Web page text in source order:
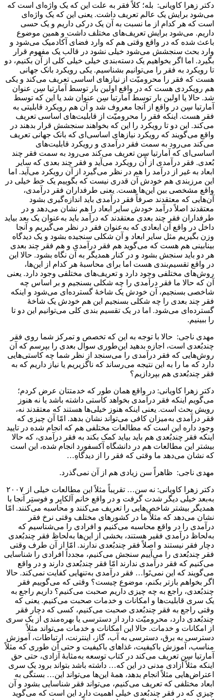
دکتر زهرا کاویانی: بله؛ کلاً فقر به علت این که یک واژه‌ای است که
می‌شود برایش یک عالم تعریف داشت. یعنی این که یک واژه‌ای
است که هر کدام از ما نسبت به آن یک درکی داریم و یک حسی
داریم. می‌شود برایش تعریف‌های مختلف داشت و همین موضوع
باعث شده که در واقع وقتی هم که وارد فضای آکادمیک می‌شود و
وارد بحث سنجشش می‌شود خیلی نشود در قالب یک مفهوم قرار
بگیرد. اما اگر بخواهیم یک دسته‌بندی خیلی خیلی کلی از آن بکنیم، دو
تا رویکرد به فقر را می‌توانیم بشناسیم. یکی رویکرد بانک جهانی
هست که فقر را محرومیّت از نیازهای اساسی تعریف می‌کند و یکی
هم رویکردی هست که در واقع اولین بار توسط آمارتیا سِن عنوان
شد. حالا یا اولین بار توسط آمارتیا سِن عنوان شد یا این که توسط
آمارتیا سِن در واقع از آنجا معروف شد و آن هم رویکرد قابلیتی به
فقر هست. اینکه فقر را محرومیّت از قابلیت‌های اساسی تعریف
می‌کند. این دو تا رویکرد را این که بخواهند سنجشش قرار بدهند در
واقع می‌گویند که رویکرد نیازهای اساسی‌ای که بانک جهانی تعریف
می‌کند می‌رود به سمت فقر درآمدی و رویکرد قابلیت‌های
اساسی‌ای که آمارتیا سِن تعریف می‌کند می‌رود به سمت فقر چند
بُعدی. فقر درآمدی از آن رویکرد می‌آید و فقر چند بعدی که سایر
ابعاد به غیر از درآمد را هم در نظر می‌گیرد از آن رویکرد می‌آید. اما
این مرزبندی هم خودش آن قدری نیست که بگوییم یک خط خیلی در
واقع مشخصی بین این‌ها هست. یعنی طرفداران فقر درآمدی،
آن‌هایی که معتقدند صرفاً فقر درآمدی باید اندازه‌گیری بشود
معتقدند اصلاً درآمد خودش سایر ابعاد را هم نشان می‌دهد و در
طرفداران فقر چند بعدی معتقدند که درآمد باید به‌عنوان یک بعد بیاید
داخل در واقع آن ابعادی که به‌عنوان فقر در نظر می‌گیریم و آنجا
وزن بگیریم مثل سایر ابعاد و آن شکلی سنجیده بشود و یک دیدگاه
بینابینی هم هست که می‌گوید هم فقر درآمدی و هم فقر چند بعدی
هر دو باید سنجش بشود و در کنار همدیگر به آن نگاه بشود. حالا این
در واقع تقسیم‌بندی هست اما برای محاسبۀ هر کدام از این‌ها،
روش‌های مختلفی وجود دارد و تعریف‌های مختلفی وجود دارد. یعنی
آن که حالا ما فقر درآمدی را چه شکلی بسنجیم و بر اساس چه
شاخصی بسنجیم، آن خودش یک شاخۀ گسترده‌ای می‌شود و اینکه
فقر چند بعدی را چه شکلی بسنجیم این هم خودش یک شاخۀ
گسترده‌ای می‌شود. اما در یک تقسیم بندی کلی می‌توانیم این دو تا
را ببینیم.
مهدی ناجی: حالا با توجه به این که تخصص و تمرکز شما روی فقر
چندبُعدی است، اجازه بدهید این‌طوری سوال بعدی را بپرسم که آن
روش‌هایی که فقر درآمدی را می‌سنجد از نظر شما چه کاستی‌هایی
دارد که ما را به این نتیجه می‌رساند که ناگزیریم یا نیاز داریم که به
فقر چندبُعدی هم بپردازیم؟
دکتر زهرا کاویانی: در واقع همان طور که خدمتتان عرض کردم؛
می‌گویم اینکه فقر درآمدی بخواهد کاستی داشته باشد یا نه هنوز
رویش بحث است. یعنی اینکه هنوز خیلی‌ها هستند که معتقدند نه،
فقر درآمدی به‌میزان کافی می‌تواند نشان بدهد. امّا آن چیزی که
وجود داره این است که مطالعات مختلفی هم که انجام شده در تایید
اینکه فقر چندبُعدی هم باید بیاید کمک بکند به فقر درآمدی، که حالا
بیشتر این مطالعات هم در دانشگاه آکسفورد انجام شده، این است
که نشان می‌دهد ما وقتی که فقر را از دیدگاهِ…
مهدی ناجی: ظاهراً سن زیادی هم از آن نمی‌گذرد.
دکتر زهرا کاویانی: نه سن… تقریباً مثلاً این مطالعات خیلی از ۲۰۰۷
به‌بعد خیلی دیگر شدت گرفت و در واقع خانم آلکایِر و فوستِر آنجا با
همدیگر بیشتر شاخص‌هایی را تعریف می‌کنند و محاسبه ‌می‌کنند. امّا
نشان می‌دهد که مثلاً ما در کشورهای مختلف وقتی نرخ فقر
درآمدی را در واقع محاسبه می‌کنیم و افرادی را می‌شناسیم که
به‌لحاظ درآمدی فقیر هستند، بخشی از این‌ها به‌لحاظ فقر چندبُعدی
دچار فقر نیستند و اصلاً فقر چندبُعدی ندارند. امّا از آن طرف وقتی
فقر چندبُعدی را می‌آییم سنجش می‌کنیم، مجدداً افرادی را شناسایی
می‌کنیم که فقر درآمدی ندارند امّا فقر چندبُعدی دارند و در واقع
می‌گویند که این نمی‌تَوا… فقر درآمدی به‌تنهایی کفایت نمی‌کند. حالا
اگر بخواهم بازتر بکنم، موضوع چیست؟ وقتی که می‌گوییم فقر
چندبُعدی، راجع به چه چیزی داریم صحبت می‌کنیم؟ داریم راجع به
یک سری قابلیت‌ها و امکانات و خدمات صحبت می‌کنیم. یعنی که
وقتی راجع به فقر چندبُعدی صحبت می‌کنیم، کسی که دچار فقر
چندبُعدی دارد، محرومیّت دارد از دسترسی یا بهره‌مندی از یک سری
از امکانات و خدمات. حالا این امکانات و خدمات می‌تواند مثلاً
دسترسی به ‌برق، دسترسی به‌ آب، گاز، اینترنت، ارتباطات، آموزش
مناسب، آموزش باکیفیت، غذاهای باکیفیت و حتی آن طوری که مثلاً
آمارتیا سِن تعریف می‌کند در کتاب توسعه به‌مثابۀ آزادی، حتی حق
اینکه مثلاً آزادی مدنی در این که… داشته باشد بتواند برود یک سری
اعتراض‌هایی مثلاً انجام بدهد، همۀ این‌ها می‌تواند این… بستگی به
‌ابعاد مختلفی که تعریف می‌کنیم، می‌تواند فقر شناسایی بشود و آن
چیزی که در فقر چندبُعدی خیلی اهمیت دارد این است که می‌گوید